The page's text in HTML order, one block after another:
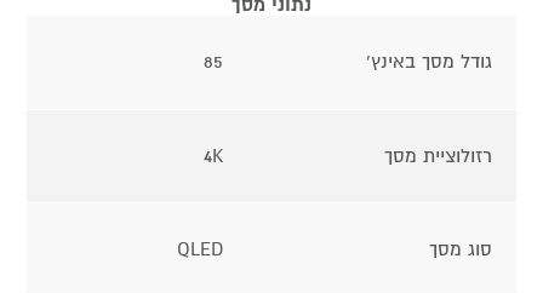
גודל מסך באינץ' 85
רזולוציית מסך 4K
סוג מסך QLED